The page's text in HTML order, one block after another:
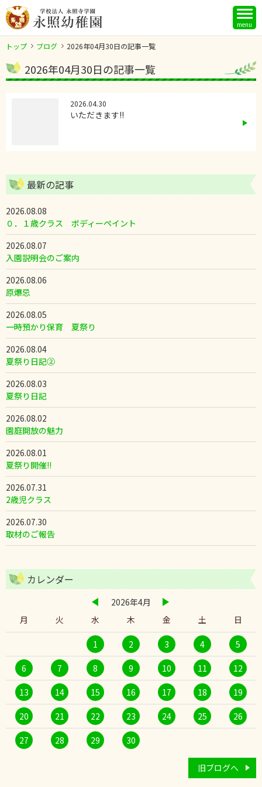
menu
トップ ブログ 2026年04月30日の記事一覧
2026年04月30日の記事一覧
2026.04.30
いただきます!!
最新の記事
2026.08.08
０．１歳クラス ボディーペイント
2026.08.07
入園説明会のご案内
2026.08.06
原爆忌
2026.08.05
一時預かり保育 夏祭り
2026.08.04
夏祭り日記②
2026.08.03
夏祭り日記
2026.08.02
園庭開放の魅力
2026.08.01
夏祭り開催!!
2026.07.31
2歳児クラス
2026.07.30
取材のご報告
カレンダー
2026年4月
月
火 水 木 金 土 日
1 2 3 4 5
6 7 8 9 10 11 12
13 14 15 16 17 18 19
20 21 22 23 24 25 26
27 28 29 30
旧ブログへ